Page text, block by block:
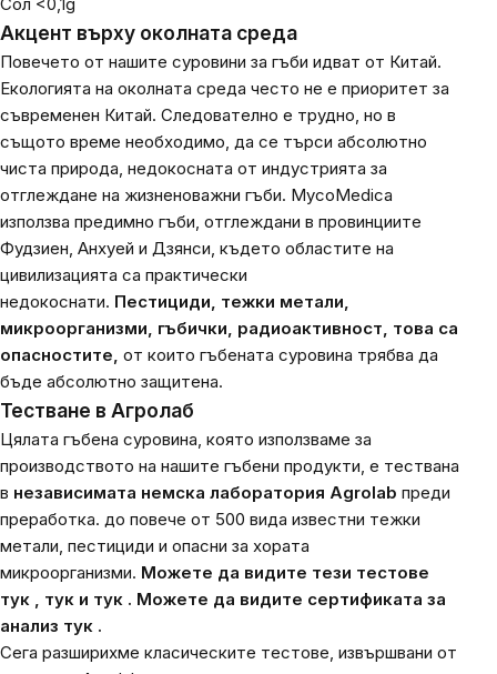
Акцент върху околната среда
Повечето от нашите суровини за гъби идват от Китай.
Екологията на околната среда често не е приоритет за
съвременен Китай. Следователно е трудно, но в
същото време необходимо, да се търси абсолютно
чиста природа, недокосната от индустрията за
отглеждане на жизненоважни гъби. MycoMedica
използва предимно гъби, отглеждани в провинциите
Фудзиен, Анхуей и Дзянси, където областите на
цивилизацията са практически
недокоснати. Пестициди, тежки метали,
микроорганизми, гъбички, радиоактивност, това са
опасностите, от които гъбената суровина трябва да
бъде абсолютно защитена.
Тестване в Агролаб
Цялата гъбена суровина, която използваме за
производството на нашите гъбени продукти, е тествана
в независимата немска лаборатория Agrolab преди
преработка. до повече от 500 вида известни тежки
метали, пестициди и опасни за хората
микроорганизми. Можете да видите тези тестове
тук , тук и тук . Можете да видите сертификата за
анализ тук .
Сега разширихме класическите тестове, извършвани от